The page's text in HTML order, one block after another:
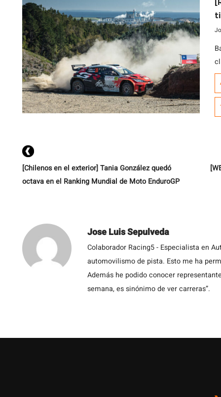
[Chilenos en el exterior] Tania González quedó
octava en el Ranking Mundial de Moto EnduroGP
Jose Luis Sepulveda
Colaborador Racing5 - Especialista en
automovilismo de pista. Esto me ha
Además he podido conocer
semana, es sinónimo de ver carreras”.